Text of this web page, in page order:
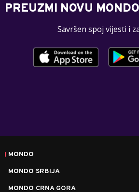
PREUZMI NOVU
Savršen spoj vijesti i
MONDO
MONDO SRBIJA
MONDO CRNA GORA